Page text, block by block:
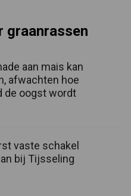
graanrassen
aan mais kan
afwachten hoe
de oogst wordt
vaste schakel
bij Tijsseling